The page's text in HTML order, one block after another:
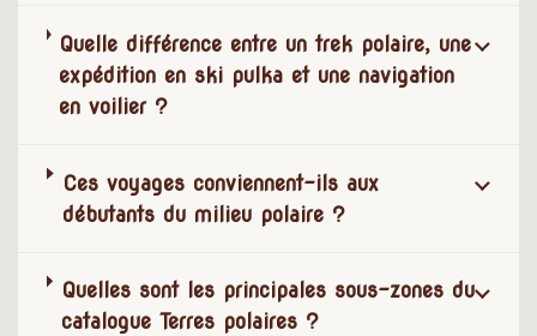
Quelle différence entre un trek polaire, une
expédition en ski pulka et une navigation
en voilier ?
Ces voyages conviennent-ils aux
débutants du milieu polaire ?
Quelles sont les principales sous-zones du
catalogue Terres polaires ?